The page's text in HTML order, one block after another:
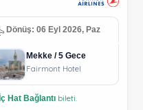
Dönüş: 06 Eyl 2026, Paz
Mekke / 5 Gece
Fairmont Hotel
İç Hat Bağlantıbileti.